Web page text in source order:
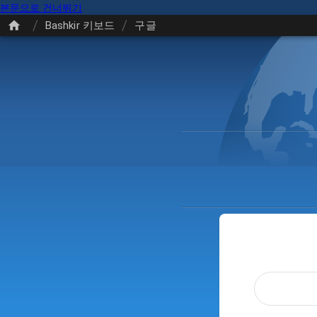
본문으로 건너뛰기
/ Bashkir 키보드 / 구글